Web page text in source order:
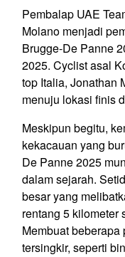
Pembalap UAE
Molano menjadi
Brugge-De Panne
2025. Cyclist asal
top Italia, Jonathan
menuju lokasi finis
Meskipun begitu,
kekacauan yang
De Panne 2025
dalam sejarah.
besar yang
rentang 5 kilometer
Membuat
tersingkir, seperti